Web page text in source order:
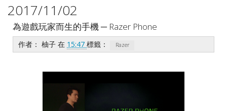
2017/11/02
為遊戲玩家而生的手機 ─ Razer Phone
作者： 柚子 在 15:47 標籤： Razer